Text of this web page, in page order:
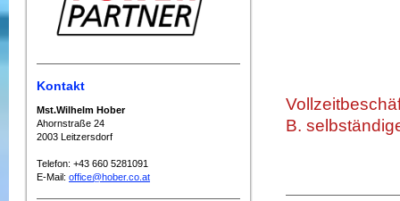
Kontakt
Mst.Wilhelm Hober
Ahornstraße 24
2003 Leitzersdorf
Telefon: +43 660 5281091
E-Mail: office@hober.co.at
B.